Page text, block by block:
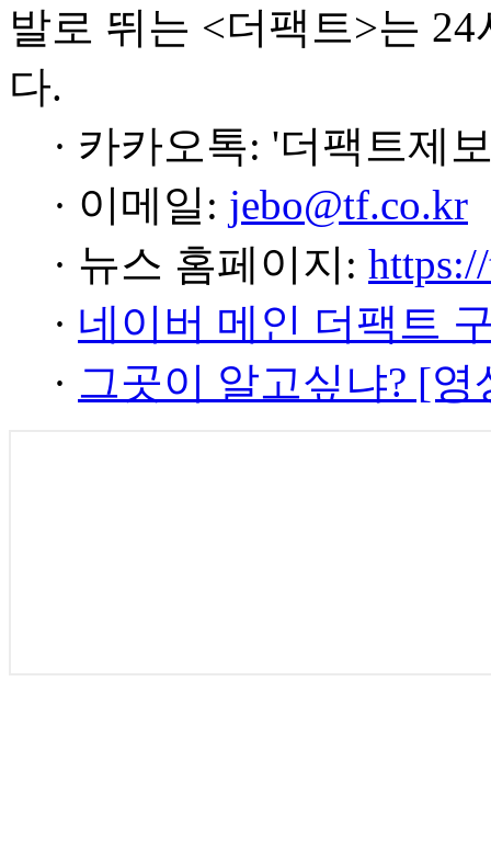
발로 뛰는 <더팩트>는
다.
· 카카오톡: '더팩트제
· 이메일: jebo@tf.co.kr
· 뉴스 홈페이지:
· 네이버 메인 더팩트
· 그곳이 알고싶냐? [